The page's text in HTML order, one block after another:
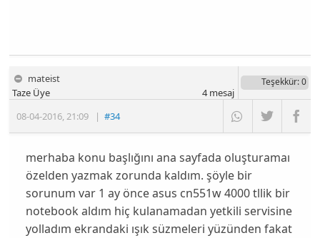
mateist
08-04-2016,21:09 |#34
Taze Üye
Teşekkür: 0
4mesaj
merhaba konu başlığını ana sayfada oluşturamaı
özelden yazmak zorunda kaldım. şöyle bir
sorunum var 1 ay önce asus cn551w 4000 tllik bir
notebook aldım hiç kulanamadan yetkili servisine
yolladım ekrandaki ışık süzmeleri yüzünden fakat